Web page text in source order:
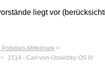
liegt vor
Mittelmark
1514 - Carl-von-Ossietzky-OS IV